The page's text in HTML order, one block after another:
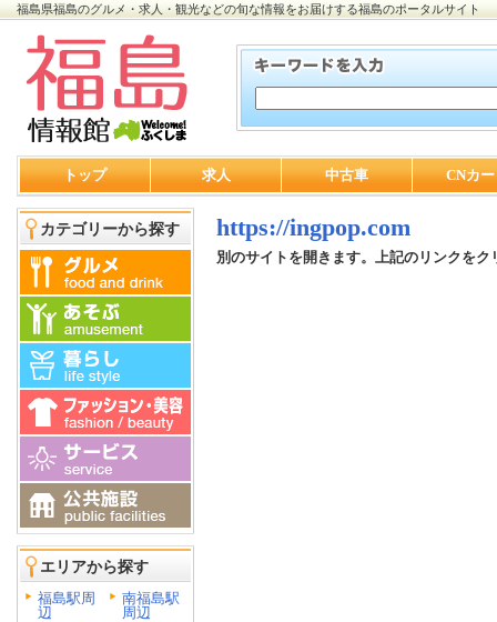
福島県福島のグルメ・求人・観光などの旬な情報をお届けする福島のポータルサイト
トップ 求人 中古車 CNカ
カテゴリーから探す
エリアから探す
福島駅周
辺
南福島駅
周辺
https://ingpop.com
別のサイトを開きます。上記のリンクをク